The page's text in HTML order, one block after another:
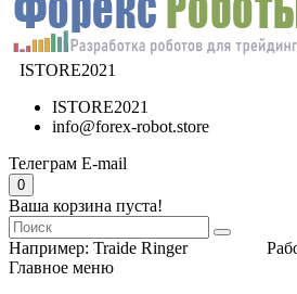
ISTORE2021
ISTORE2021
info@forex-robot.store
Телеграм E-mail
0
Ваша корзина пуста!
Например: Traide Ringer
Главное меню